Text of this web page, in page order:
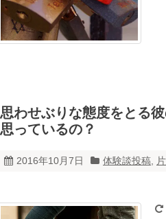
思わせぶりな態度をとる
思っているの？
2016年10月7日 体験談投稿